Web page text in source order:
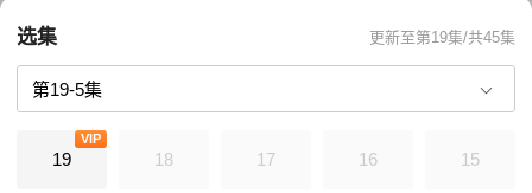
惊人，并且得知了母亲的下落。萧炎进入迦南学院学习艺技，在这里结交
了一群良师益友，再次引起了敌人的注意。一次特殊修炼中，萧炎遭到陷
害，死里逃生后，发现他的家族也遭到了灭顶之灾。为了世间和平，萧炎
毅然选择了只身一人向邪恶的势力发起挑战。最后联手女侠萧薰儿（林允
饰），共同战胜了强敌。
选集 更新至第19集/共45集
19
VIP
18 17 16 15